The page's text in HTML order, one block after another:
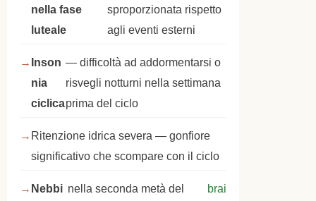
nella fase
luteale
sproporzionata rispetto
agli eventi esterni
Inson
nia
ciclica
— difficoltà ad addormentarsi o
risvegli notturni nella settimana
prima del ciclo
Ritenzione idrica severa — gonfiore
significativo che scompare con il ciclo
Nebbi nella seconda metà del
brai